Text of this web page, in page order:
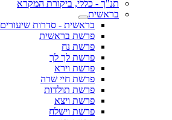
תנ"ך - כללי, ביקורת המקרא
בראשית
בראשית - סדרות שיעורים
פרשת בראשית
פרשת נח
פרשת לך לך
פרשת וירא
פרשת חיי שרה
פרשת תולדות
פרשת ויצא
פרשת וישלח